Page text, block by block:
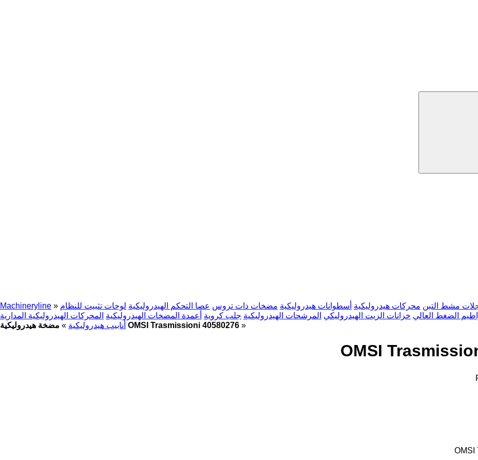
Machineryline » مشط التبن محركات هيدروليكية أسطوانات هيدروليكية مضخات ذات تروس عصا التحكم الهيدروليكية لوحات تثبيت للنظام
الضغط العالي خزانات الزيت الهيدروليكي المرشحات الهيدروليكية جلب كروية أعمدة المضخات الهيدروليكية المحركات الهيدروليكية المدارية
أنابيب هيدروليكية » مضخة هيدروليكية OMSI Trasmissioni 40580276 »